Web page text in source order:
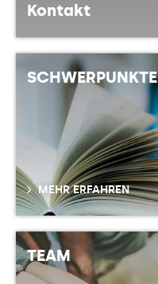
Kontakt
SCHWERPUNKTE
MEHR ERFAHREN
TEAM